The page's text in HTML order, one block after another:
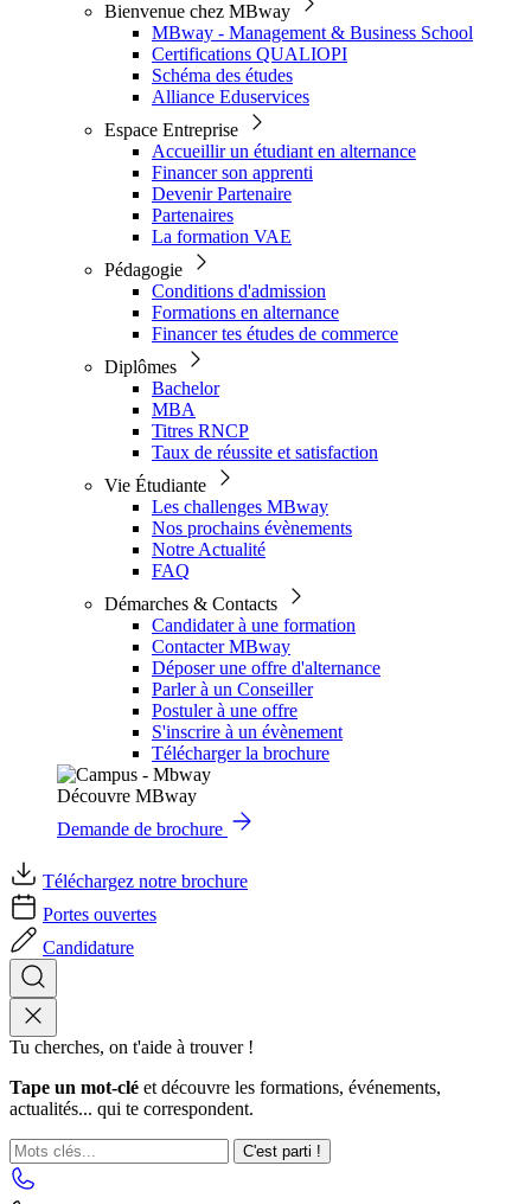
Bienvenue chez MBway
MBway - Management & Business School
Certifications QUALIOPI
Schéma des études
Alliance Eduservices
Espace Entreprise
Accueillir un étudiant en alternance
Financer son apprenti
Devenir Partenaire
Partenaires
La formation VAE
Pédagogie
Conditions d'admission
Formations en alternance
Financer tes études de commerce
Diplômes
Bachelor
MBA
Titres RNCP
Taux de réussite et satisfaction
Vie Étudiante
Les challenges MBway
Nos prochains évènements
Notre Actualité
FAQ
Démarches & Contacts
Candidater à une formation
Contacter MBway
Déposer une offre d'alternance
Parler à un Conseiller
Postuler à une offre
S'inscrire à un évènement
Télécharger la brochure
Découvre MBway
Demande de brochure
Téléchargez notre brochure
Portes ouvertes
Candidature
Tu cherches, on t'aide à trouver !
Tape un mot-clé et découvre les formations, événements,
actualités... qui te correspondent.
C'est parti !